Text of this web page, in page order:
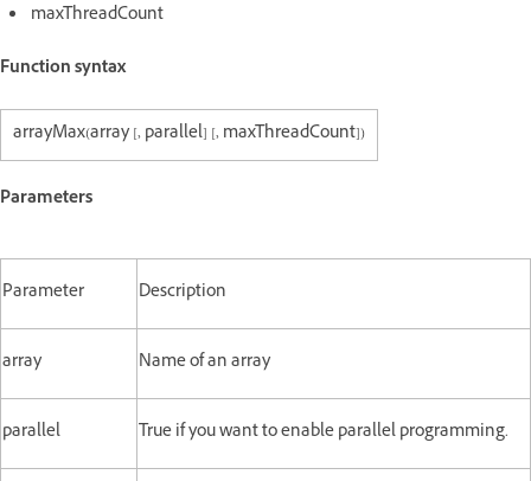
maxThreadCount
Function syntax
arrayMax(array [, parallel] [, maxThreadCount])
Parameters
Parameter Description
array Name of an array
parallel True if you want to enable parallel programming.